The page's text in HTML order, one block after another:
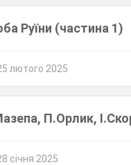
Руїни (частина 1)
лютого 2025
П.Орлик,
січня 2025